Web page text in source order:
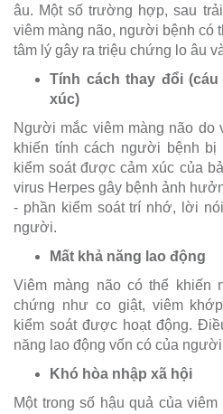
âu. Một số trường hợp, sau
viêm màng não, người bệnh có
tâm lý gây ra triệu chứng lo âu
Tính cách thay đổi
xúc)
Người mắc viêm màng não do
khiến tính cách người bệnh
kiểm soát được cảm xúc của
virus Herpes gây bệnh ảnh
- phần kiểm soát trí nhớ, lời
người.
Mất khả năng lao động
Viêm màng não có thể khiến
chứng như co giật, viêm
kiểm soát được hoạt động.
năng lao động vốn có của
Khó hòa nhập xã hội
Một trong số hậu quả của